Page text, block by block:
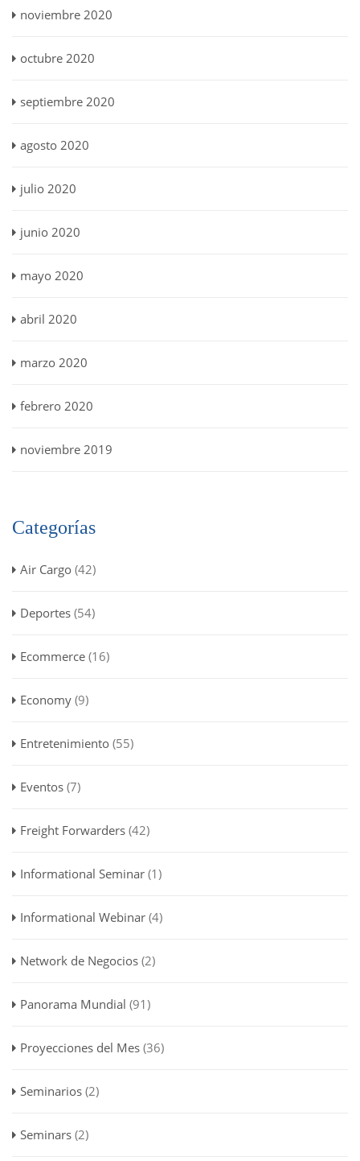
noviembre 2020
octubre 2020
septiembre 2020
agosto 2020
julio 2020
junio 2020
mayo 2020
abril 2020
marzo 2020
febrero 2020
noviembre 2019
Categorías
Air Cargo (42)
Deportes (54)
Ecommerce (16)
Economy (9)
Entretenimiento (55)
Eventos (7)
Freight Forwarders (42)
Informational Seminar (1)
Informational Webinar (4)
Network de Negocios (2)
Panorama Mundial (91)
Proyecciones del Mes (36)
Seminarios (2)
Seminars (2)